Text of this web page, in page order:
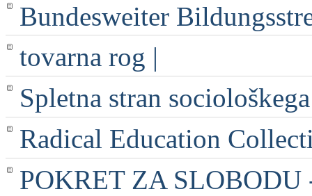
Bundesweiter
tovarna rog |
Spletna stran
Radical Education
POKRET ZA SLOBODU